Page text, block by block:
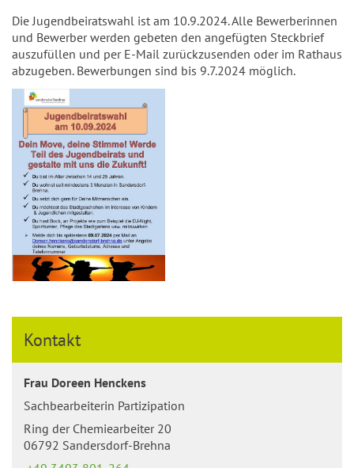
Die Jugendbeiratswahl ist am 10.9.2024. Alle Bewerberinnen
und Bewerber werden gebeten den angefügten Steckbrief
auszufüllen und per E-Mail zurückzusenden oder im Rathaus
abzugeben. Bewerbungen sind bis 9.7.2024 möglich.
Kontakt
Frau Doreen Henckens
Sachbearbeiterin Partizipation
Ring der Chemiearbeiter 20
06792 Sandersdorf-Brehna